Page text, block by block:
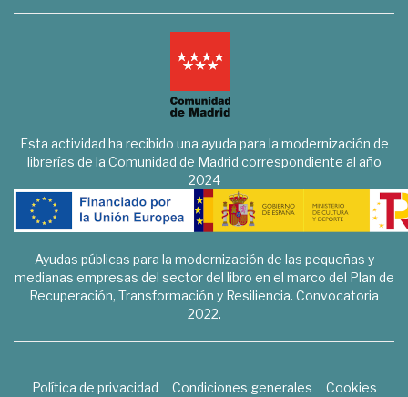
Esta actividad ha recibido una ayuda para la modernización de
librerías de la Comunidad de Madrid correspondiente al año
2024
Ayudas públicas para la modernización de las pequeñas y
medianas empresas del sector del libro en el marco del Plan de
Recuperación, Transformación y Resiliencia. Convocatoria
2022.
Política de privacidad Condiciones generales
Cookies